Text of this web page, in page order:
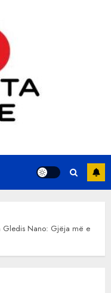
Gledis Nano: Gjëja më e